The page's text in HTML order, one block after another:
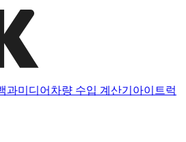
과미디어 차량 수입 계산기 아이트럭